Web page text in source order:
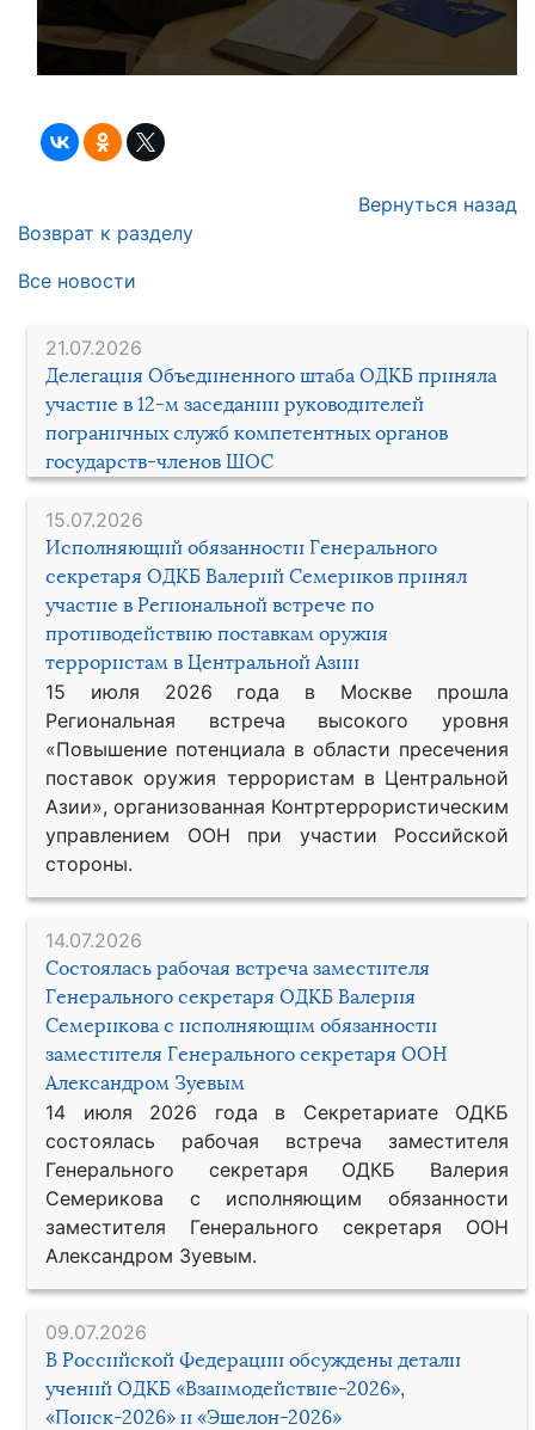
21.07.2026
Делегация Объединенного штаба ОДКБ приняла
участие в 12-м заседании руководителей
пограничных служб компетентных органов
государств-членов ШОС
15.07.2026
Исполняющий обязанности Генерального
секретаря ОДКБ Валерий Семериков принял
участие в Региональной встрече по
противодействию поставкам оружия
террористам в Центральной Азии
15 июля 2026 года в Москве прошла
Региональная встреча высокого уровня
«Повышение потенциала в области пресечения
поставок оружия террористам в Центральной
Азии», организованная Контртеррористическим
управлением ООН при участии Российской
стороны.
14.07.2026
Состоялась рабочая встреча заместителя
Генерального секретаря ОДКБ Валерия
Семерикова с исполняющим обязанности
заместителя Генерального секретаря ООН
Александром Зуевым
14 июля 2026 года в Секретариате ОДКБ
состоялась рабочая встреча заместителя
Генерального секретаря ОДКБ Валерия
Семерикова с исполняющим обязанности
заместителя Генерального секретаря ООН
Александром Зуевым.
09.07.2026
В Российской Федерации обсуждены детали
учений ОДКБ «Взаимодействие-2026»,
«Поиск-2026» и «Эшелон-2026»
Вернуться назад
Возврат к разделу
Все новости